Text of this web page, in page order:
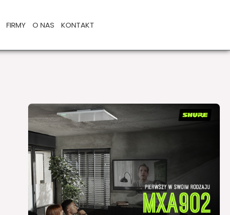
FIRMY O NAS KONTAKT